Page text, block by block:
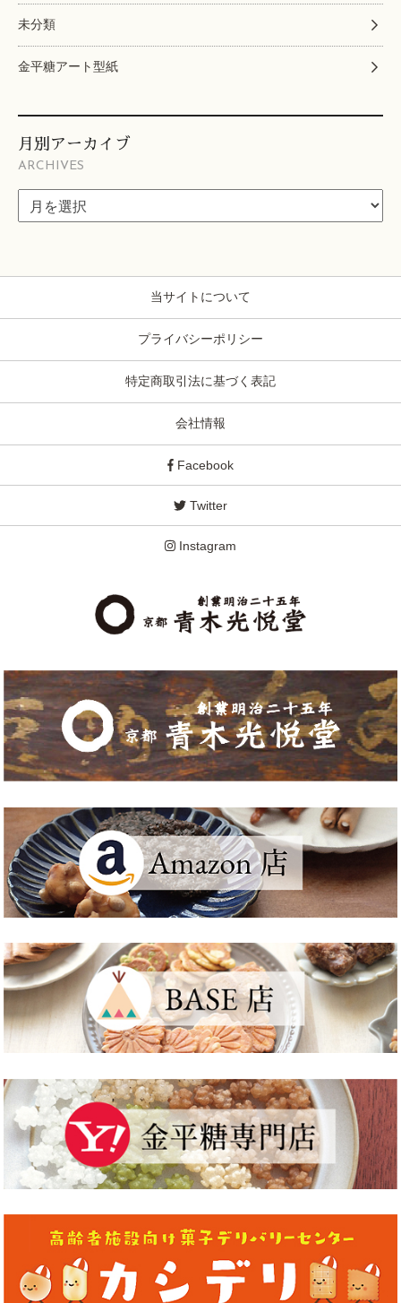
未分類
金平糖アート型紙
月別アーカイブ
ARCHIVES
当サイトについて
プライバシーポリシー
特定商取引法に基づく表記
会社情報
Facebook
Twitter
Instagram